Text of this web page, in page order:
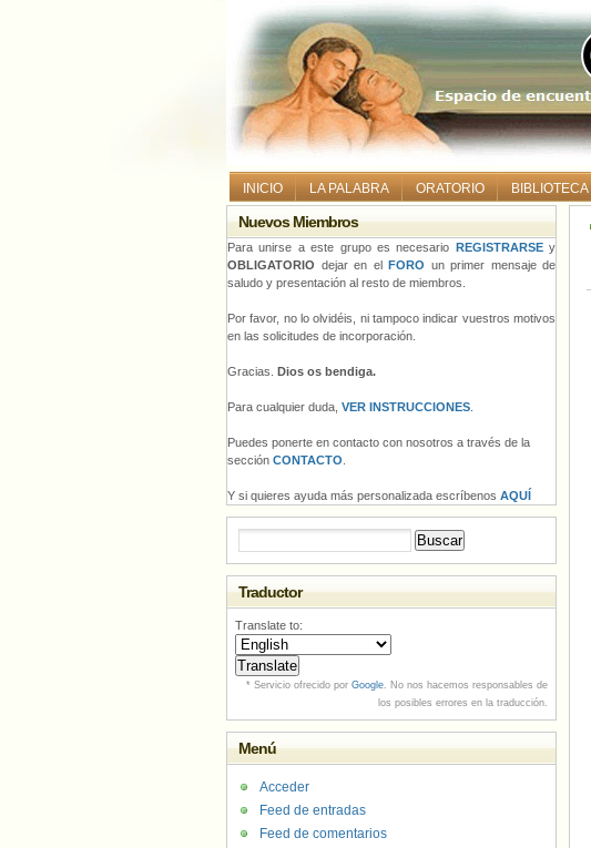
INICIO LA PALABRA ORATORIO BIBLIOTECA
Nuevos Miembros
Para unirse a este grupo es necesario REGISTRARSEy
OBLIGATORIO dejar en el FORO un primer mensaje de
saludo y presentación al resto de miembros.
Por favor, no lo olvidéis, ni tampoco indicar vuestros motivos
en las solicitudes de incorporación.
Gracias. Dios os bendiga.
Para cualquier duda, VER INSTRUCCIONES
Puedes ponerte en contacto con nosotros a través de la
sección CONTACTO
Y si quieres ayuda más personalizada escríbenos AQUÍ
Traductor
Translate to:
* Servicio ofrecido por Google. No nos hacemos responsables de
los posibles errores en la traducción.
Menú
Acceder
Feed de entradas
Feed de comentarios